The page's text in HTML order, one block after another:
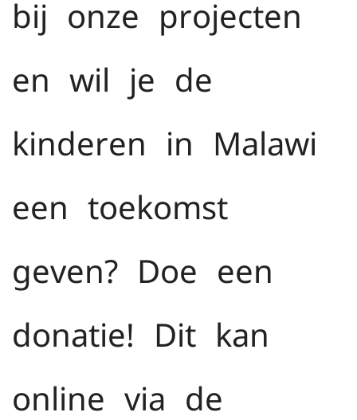
bij onze projecten
en wil je de
kinderen in Malawi
een toekomst
geven? Doe een
donatie! Dit kan
online via de